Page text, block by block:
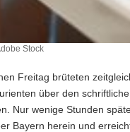
Stock
Freitag brüteten
über den
Nur wenige Stunden
Bayern herein und